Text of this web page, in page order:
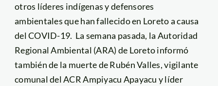
otros líderes indígenas y defensores
ambientales que han fallecido en Loreto a causa
del COVID-19. La semana pasada, la Autoridad
Regional Ambiental (ARA) de Loreto informó
también de la muerte de Rubén Valles, vigilante
comunal del ACR Ampiyacu Apayacu y líder